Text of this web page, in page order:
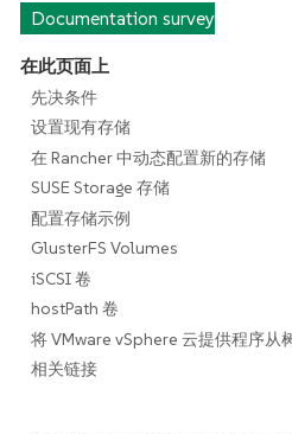
Documentation survey
在此页面上
先决条件
设置现有存储
在 Rancher 中动态配置新的存储
SUSE Storage 存储
配置存储示例
GlusterFS Volumes
iSCSI 卷
hostPath 卷
将 VMware vSphere 云提供程序从
相关链接